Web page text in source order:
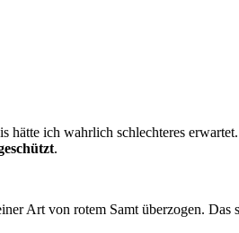
hätte ich wahrlich schlechteres
.
Art von rotem Samt überzogen. Das